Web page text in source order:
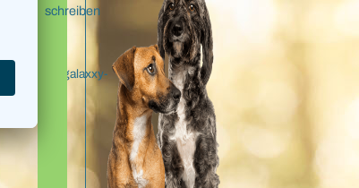
anna.pohl@galaxxy-
petfood.de
schreiben